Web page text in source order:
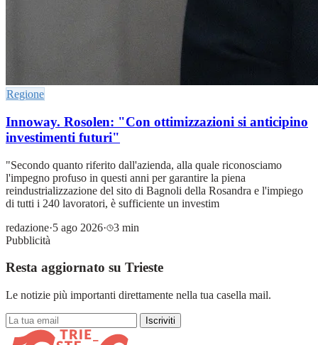
Regione
Innoway. Rosolen: "Con ottimizzazioni si anticipino
investimenti futuri"
"Secondo quanto riferito dall'azienda, alla quale riconosciamo
l'impegno profuso in questi anni per garantire la piena
reindustrializzazione del sito di Bagnoli della Rosandra e l'impiego
di tutti i 240 lavoratori, è sufficiente un investim
redazione·5 ago 2026·
3 min
Pubblicità
Resta aggiornato su Trieste
Le notizie più importanti direttamente nella tua casella mail.
Iscriviti